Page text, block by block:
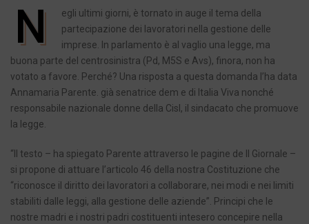
N
egli ultimi giorni, è tornato in auge il tema della
partecipazione dei lavoratori nella gestione delle
imprese. In parlamento è al vaglio una legge, ma
buona parte del centrosinistra (Pd, M5S e Avs), finora, non ha
votato a favore. Perché? Una risposta a questa domanda l’ha data
Annamaria Parente. già senatrice dem e di Italia Viva nonché
responsabile nazionale donne della Cisl, il sindacato che promuove
la legge.
“Il testo – ha spiegato Parente attraverso le pagine de Il Giornale –
si propone di attuare l’articolo 46 della nostra Costituzione che
“riconosce il diritto dei lavoratori a collaborare, nei modi e nei limiti
stabiliti dalle leggi, alla gestione delle aziende”. Principi che le
nostre madri e i nostri padri costituenti intesero concepire nella